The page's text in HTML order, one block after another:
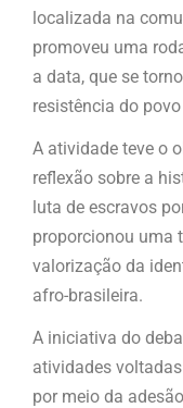
localizada na
promoveu uma
a data, que se
resistência do
A atividade teve o
reflexão sobre a
luta de escravos
proporcionou uma
valorização da
afro-brasileira.
A iniciativa do
atividades
por meio da